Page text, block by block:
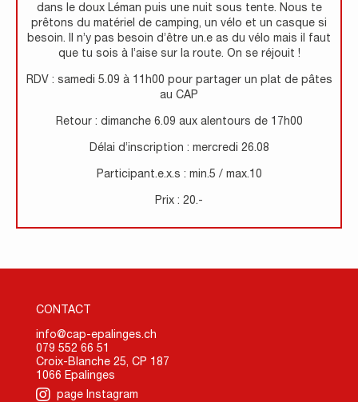
dans le doux Léman puis une nuit sous tente. Nous te
prêtons du matériel de camping, un vélo et un casque si
besoin. Il n’y pas besoin d’être un.e as du vélo mais il faut
que tu sois à l’aise sur la route. On se réjouit !
RDV : samedi 5.09 à 11h00 pour partager un plat de pâtes
au CAP
Retour : dimanche 6.09 aux alentours de 17h00
Délai d’inscription : mercredi 26.08
Participant.e.x.s : min.5 / max.10
Prix : 20.-
CONTACT
info@cap-epalinges.ch
079 552 66 51
Croix-Blanche 25, CP 187
1066 Epalinges
page Instagram